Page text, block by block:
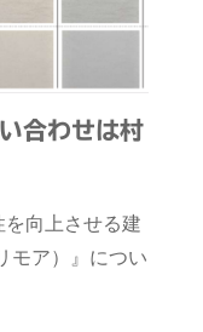
合わせは村
向上させる建
モア）』につい